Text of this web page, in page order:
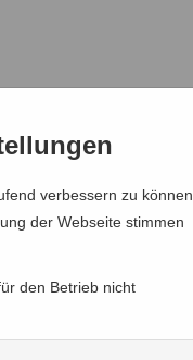
verbessern zu können,
der Webseite stimmen
den Betrieb nicht